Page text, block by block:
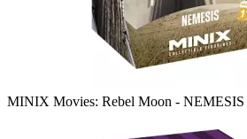
MINIX Movies: Rebel Moon - NEMESIS